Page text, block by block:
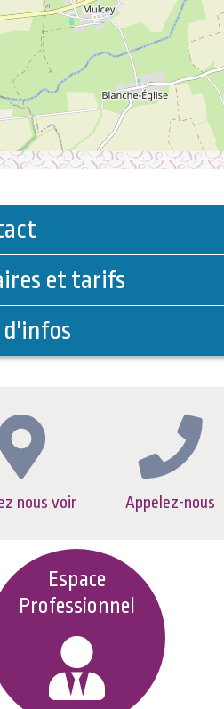
et tarifs
d'infos
nous voir Appelez-nous
Espace
Professionnel